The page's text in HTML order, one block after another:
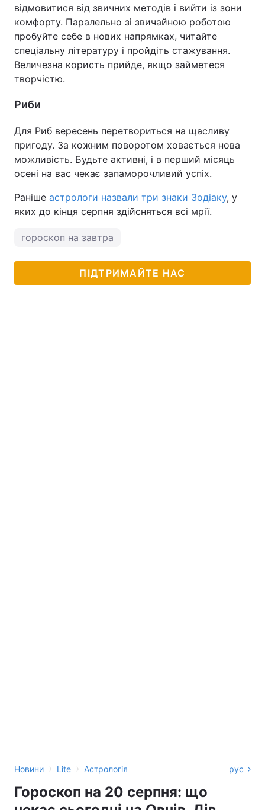
відмовитися від звичних методів і вийти із зони
комфорту. Паралельно зі звичайною роботою
пробуйте себе в нових напрямках, читайте
спеціальну літературу і пройдіть стажування.
Величезна користь прийде, якщо займетеся
творчістю.
Риби
Для Риб вересень перетвориться на щасливу
пригоду. За кожним поворотом ховається нова
можливість. Будьте активні, і в перший місяць
осені на вас чекає запаморочливий успіх.
Раніше астрологи назвали три знаки Зодіаку, у
яких до кінця серпня здійсняться всі мрії.
гороскоп на завтра
ПІДТРИМАЙТЕ НАС
Новини › Lite › Астрологія рус
Гороскоп на 20 серпня: що